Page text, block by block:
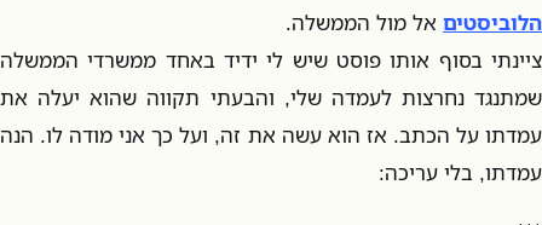
הלוביסטים אל מול הממשלה.
ציינתי בסוף אותו פוסט שיש לי ידיד באחד ממשרדי הממשלה
שמתנגד נחרצות לעמדה שלי, והבעתי תקווה שהוא יעלה את
עמדתו על הכתב. אז הוא עשה את זה, ועל כך אני מודה לו. הנה
עמדתו, בלי עריכה: